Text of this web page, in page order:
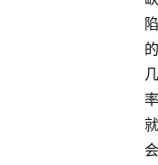
陷
的
几
率
就
会